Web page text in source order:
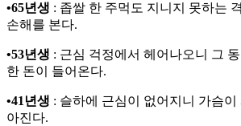
•65년생 : 좁쌀 한 주먹도 지니지 못하는
손해를 본다.
•53년생 : 근심 걱정에서 헤어나오니 그
한 돈이 들어온다.
•41년생 : 슬하에 근심이 없어지니 가슴
아진다.